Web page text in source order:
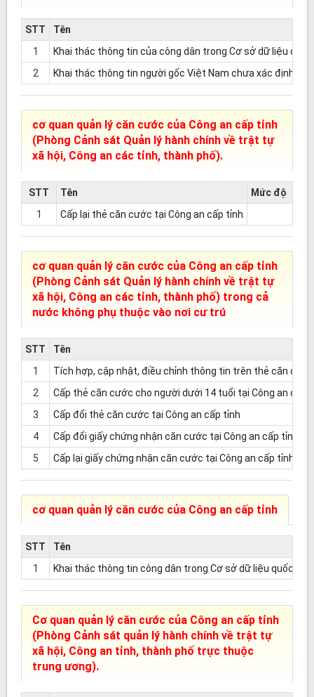
STT
Tên
1
Khai thác thông tin của công dân trong Cơ sở dữ liệu căn
2
Khai thác thông tin người gốc Việt Nam chưa xác định
cơ quan quản lý căn cước của Công an cấp tỉnh
(Phòng Cảnh sát Quản lý hành chính về trật tự
xã hội, Công an các tỉnh, thành phố).
STT Tên
Mức độ
1
Cấp lại thẻ căn cước tại Công an cấp tỉnh
cơ quan quản lý căn cước của Công an cấp tỉnh
(Phòng Cảnh sát Quản lý hành chính về trật tự
xã hội, Công an các tỉnh, thành phố) trong cả
nước không phụ thuộc vào nơi cư trú
STT
Tên
1
Tích hợp, cập nhật, điều chỉnh thông tin trên thẻ căn
2
Cấp thẻ căn cước cho người dưới 14 tuổi tại Công an cấp
3
Cấp đổi thẻ căn cước tại Công an cấp tỉnh
4
Cấp đổi giấy chứng nhận căn cước tại Công an cấp tỉnh
5
Cấp lại giấy chứng nhận căn cước tại Công an cấp tỉnh
cơ quan quản lý căn cước của Công an cấp tỉnh
STT
Tên
1
Khai thác thông tin công dân trong Cơ sở dữ liệu quốc gia
Cơ quan quản lý căn cước của Công an cấp tỉnh
(Phòng Cảnh sát quản lý hành chính về trật tự
xã hội, Công an tỉnh, thành phố trực thuộc
trung ương).